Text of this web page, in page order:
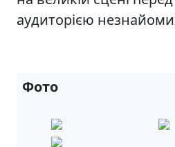
аудиторією
Фото